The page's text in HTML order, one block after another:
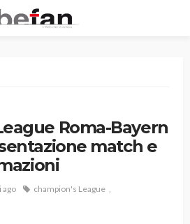
Roma-Bayern
match e
ago
champion's League